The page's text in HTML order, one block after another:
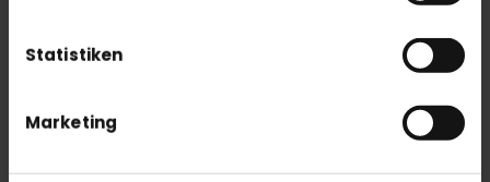
Statistiken
Marketing